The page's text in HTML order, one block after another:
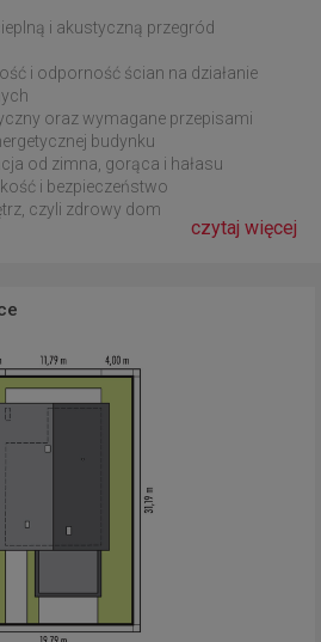
i akustyczną przegród
i odporność ścian na działanie
oraz wymagane przepisami
budynku
od zimna, gorąca i hałasu
i bezpieczeństwo
czyli zdrowy dom
czytaj więcej